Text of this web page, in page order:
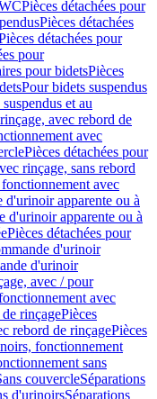
Pièces détachées pour
Pièces détachées
détachées pour
pour
pour bidetsPièces
Pour bidets suspendus
et au
avec rebord de
avec
Pièces détachées pour
rinçage, sans rebord
avec
d'urinoir apparente ou à
d'urinoir apparente ou à
Pièces détachées pour
d'urinoir
d'urinoir
avec / pour
avec
rinçagePièces
rebord de rinçagePièces
fonctionnement
sans
couvercleSéparations
d'urinoirsSéparations